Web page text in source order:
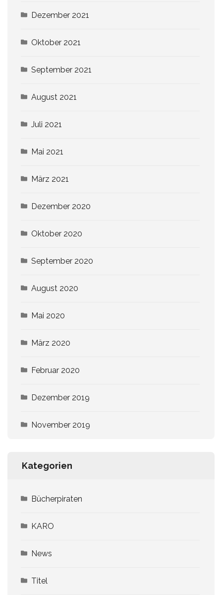
Dezember 2021
Oktober 2021
September 2021
August 2021
Juli 2021
Mai 2021
März 2021
Dezember 2020
Oktober 2020
September 2020
August 2020
Mai 2020
März 2020
Februar 2020
Dezember 2019
November 2019
Kategorien
Bücherpiraten
KARO
News
Titel